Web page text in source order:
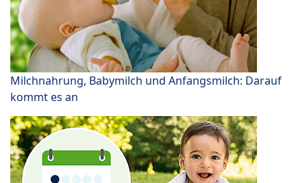
Milchnahrung, Babymilch und Anfangsmilch: Darauf
kommt es an